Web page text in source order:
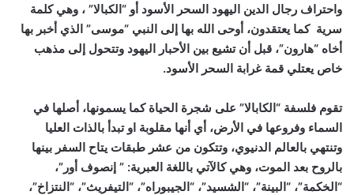
واحتراف رجال الدين اليهود السحر الأسود أو “الكبالا” ، وهي كلمة
سرية كما يعتقدون، أوحى الله بها إلى النبي “موسى” الذي أخبر بها
أخاه “هارون”، قبل أن تشيع بين الأحبار اليهود وتتحول إلى مذهب
خاص يعتلي قمة غرابة السحر الأسود.
تقوم فلسفة “الكابالا” على شجرة الحياة كما يسمونها، أصلها في
السماء وفروعها في الأرض، أي أنها مقلوبة او تبدأ بالذات العليا
وتنتهي بالعالم الدنيوي، وتتكون من عشر طبقات يتاح السفر بينها
بالروح بعد الموت، وهي كالآتي باللغة العبرية: ” إنصوف أور”،
“الخكمة”، “البينة”، “الشسيد”، “الجيبوراه”، “التيفريث”، “النتزاخ”،